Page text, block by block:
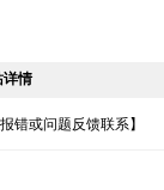
详情
报错或问题反馈联系】